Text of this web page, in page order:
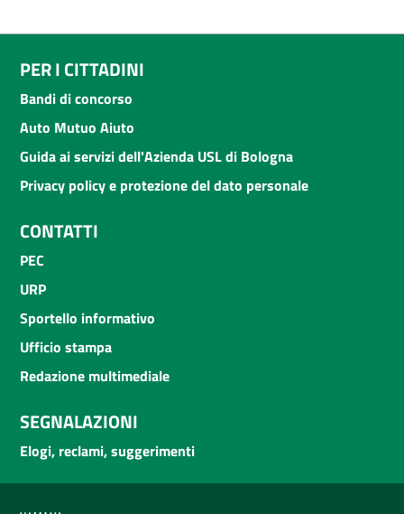
PER I CITTADINI
Bandi di concorso
Auto Mutuo Aiuto
Guida ai servizi dell'Azienda USL di Bologna
Privacy policy e protezione del dato personale
CONTATTI
PEC
URP
Sportello informativo
Ufficio stampa
Redazione multimediale
SEGNALAZIONI
Elogi, reclami, suggerimenti